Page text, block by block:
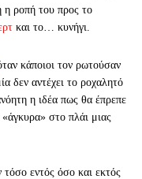
η ροπή του προς το
και το… κυνήγι.
κάποιοι τον ρωτούσαν
δεν αντέχει το ροχαλητό
η ιδέα πως θα έπρεπε
«άγκυρα» στο πλάι μιας
τόσο εντός όσο και εκτός